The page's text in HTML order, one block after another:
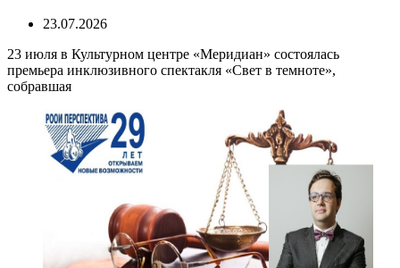
23.07.2026
23 июля в Культурном центре «Меридиан» состоялась
премьера инклюзивного спектакля «Свет в темноте»,
собравшая